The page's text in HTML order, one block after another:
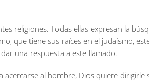
religiones. Todas ellas expresan la
que tiene sus raíces en el judaísmo,
una respuesta a este llamado.
acercarse al hombre, Dios quiere